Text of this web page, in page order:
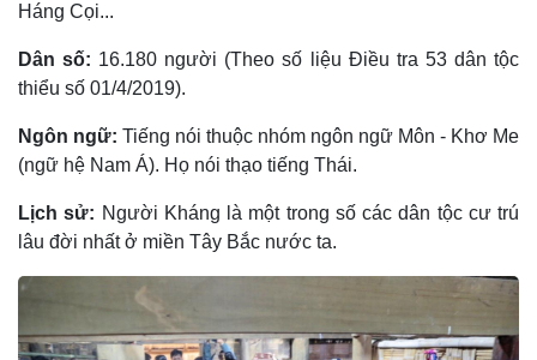
Háng Cọi...
Dân số: 16.180 người (Theo số liệu Điều tra 53 dân tộc
thiểu số 01/4/2019).
Ngôn ngữ: Tiếng nói thuộc nhóm ngôn ngữ Môn - Khơ Me
(ngữ hệ Nam Á). Họ nói thạo tiếng Thái.
Lịch sử: Người Kháng là một trong số các dân tộc cư trú
lâu đời nhất ở miền Tây Bắc nước ta.